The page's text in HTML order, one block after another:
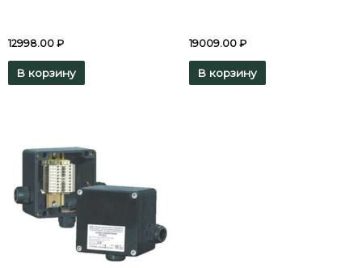
12998.00 ₽
В корзину
19009.00 ₽
В корзину